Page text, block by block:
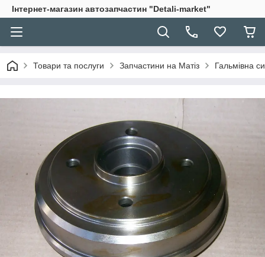
Інтернет-магазин автозапчастин "Detali-market"
Товари та послуги Запчастини на Матіз Гальмівна